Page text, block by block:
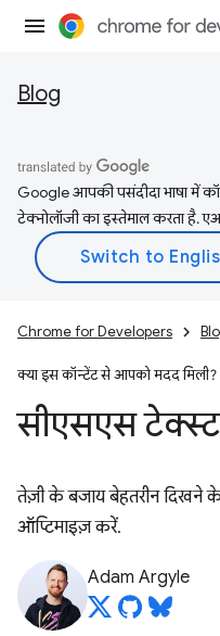
Blog
Google आपकी पसंदीदा भाषा में
टेक्नोलॉजी का इस्तेमाल करता है.
Chrome for Developers
क्या इस कॉन्टेंट से आपको मदद मिली?
सीएसएस
तेज़ी के बजाय बेहतरीन दिखने
ऑप्टिमाइज़ करें.
Adam Argyle